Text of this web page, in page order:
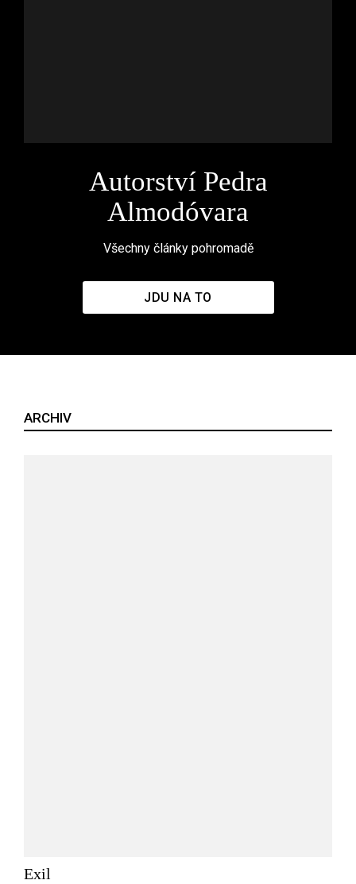
Autorství Pedra
Almodóvara
Všechny články pohromadě
JDU NA TO
ARCHIV
Exil